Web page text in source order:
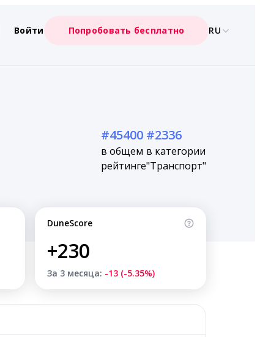
Войти Попробовать бесплатно RU
#45400
в общем
рейтинге
#2336
в категории
"Транспорт"
DuneScore
+230
За 3 месяца: -13 (-5.35%)